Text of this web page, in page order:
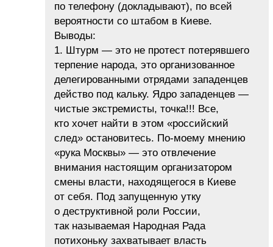
по телефону (докладывают), по всей
вероятности со штабом в Киеве.
Выводы:
1. Штурм — это не протест потерявшего
терпение народа, это организованное
делегированными отрядами западенцев
действо под кальку. Ядро западенцев —
чистые экстремисты, точка!!! Все,
кто хочет найти в этом «российский
след» остановитесь. По-моему мнению
«рука Москвы» — это отвлечение
внимания настоящим организатором
смены власти, находящегося в Киеве
от себя. Под запущенную утку
о деструктивной роли России,
так называемая Народная Рада
потихоньку захватывает власть